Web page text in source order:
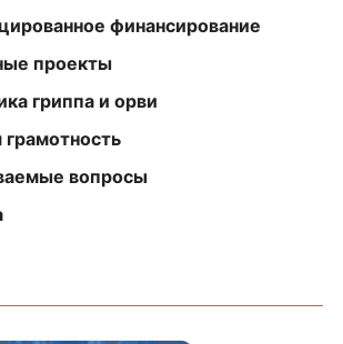
финансирование
проекты
гриппа и орви
вопросы